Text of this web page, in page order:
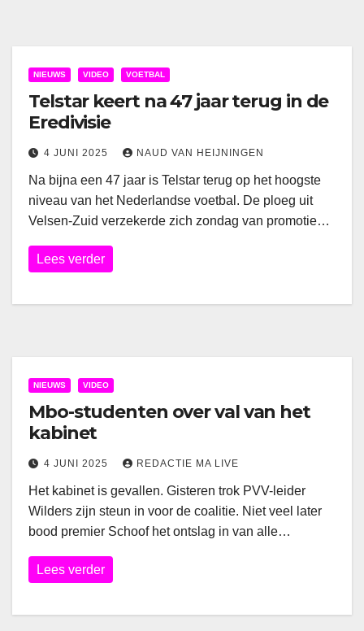
NIEUWS VIDEO VOETBAL
Telstar keert na 47 jaar terug in de
Eredivisie
4 JUNI 2025 NAUD VAN HEIJNINGEN
Na bijna een 47 jaar is Telstar terug op het hoogste
niveau van het Nederlandse voetbal. De ploeg uit
Velsen-Zuid verzekerde zich zondag van promotie…
Lees verder
NIEUWS VIDEO
Mbo-studenten over val van het
kabinet
4 JUNI 2025 REDACTIE MA LIVE
Het kabinet is gevallen. Gisteren trok PVV-leider
Wilders zijn steun in voor de coalitie. Niet veel later
bood premier Schoof het ontslag in van alle…
Lees verder